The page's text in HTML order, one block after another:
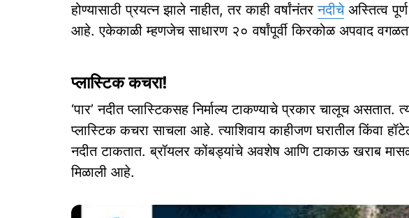
होण्यासाठी प्रयत्न झाले नाहीत, तर काही वर्षांनंतरनदीचेअस्तित्व
आहे. एकेकाळी म्हणजेच साधारण २० वर्षांपूर्वी किरकोळ अपवाद
प्लास्टिक कचरा!
‘पार’ नदीत प्लास्टिकसह निर्माल्य टाकण्याचे प्रकार चालूच असतात.
प्लास्टिक कचरा साचला आहे. त्याशिवाय काहीजण घरातील किंवा
नदीत टाकतात. ब्रॉयलर कोंबड्यांचे अवशेष आणि टाकाऊ खराब
मिळाली आहे.